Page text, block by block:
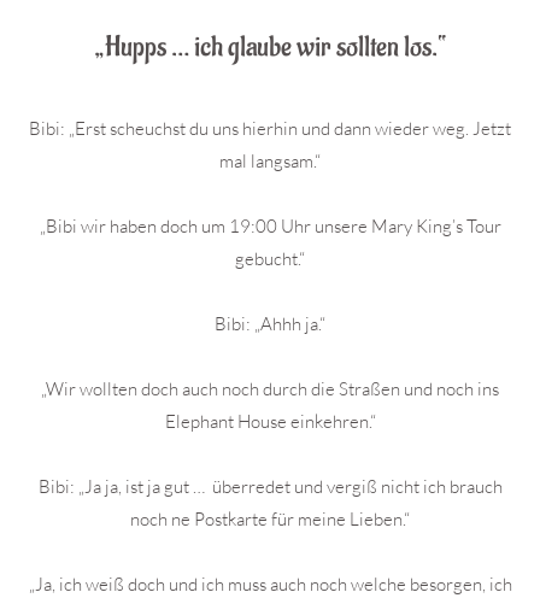
„Hupps … ich glaube wir sollten los.“
Bibi: „Erst scheuchst du uns hierhin und dann wieder weg. Jetzt
mal langsam.“
„Bibi wir haben doch um 19:00 Uhr unsere Mary King’s Tour
gebucht.“
Bibi: „Ahhh ja.“
„Wir wollten doch auch noch durch die Straßen und noch ins
Elephant House einkehren.“
Bibi: „Ja ja, ist ja gut … überredet und vergiß nicht ich brauch
noch ne Postkarte für meine Lieben.“
„Ja, ich weiß doch und ich muss auch noch welche besorgen, ich